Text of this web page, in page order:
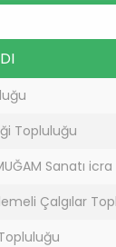
Topluluğu
Sanatı
Çalgılar